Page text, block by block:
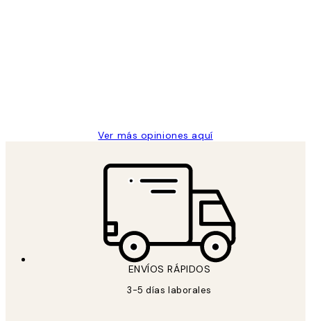
Ver más opiniones aquí
ENVÍOS RÁPIDOS
3-5 días laborales